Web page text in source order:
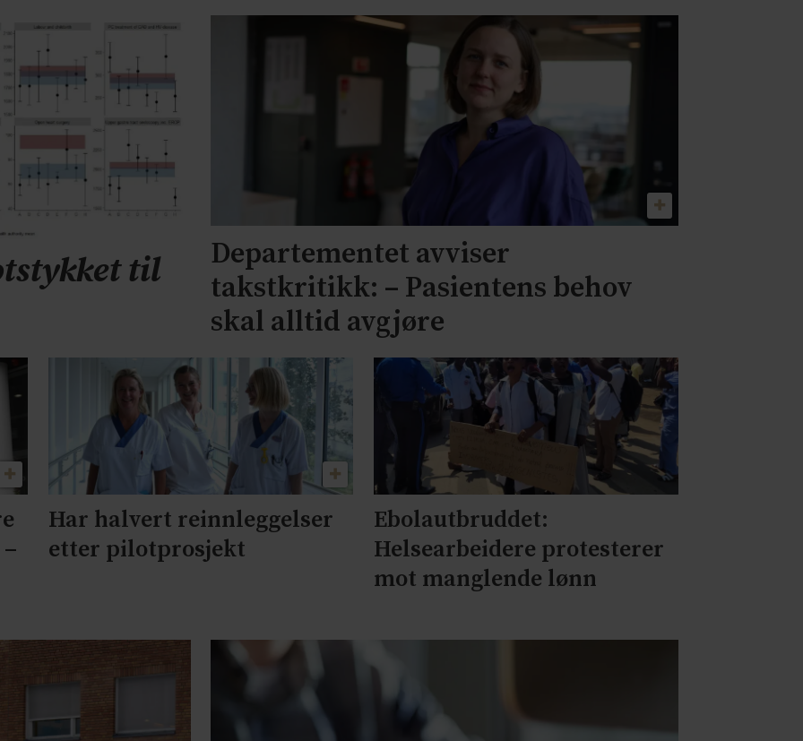
til
Departementet avviser
takstkritikk: – Pasientens behov
skal alltid avgjøre
Har halvert reinnleggelser
etter pilotprosjekt
Ebolautbruddet:
Helsearbeidere protesterer
mot manglende lønn